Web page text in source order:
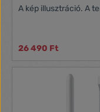
A kép illusztráció. A
26 490 Ft